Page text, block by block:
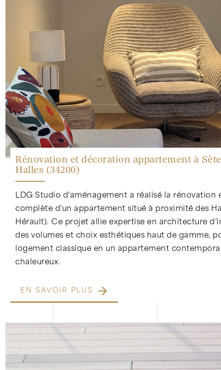
Rénovation et décoration appartement à
Halles (34200)
LDG Studio d’aménagement a réalisé la rénovation
complète d’un appartement situé à proximité des
Hérault). Ce projet allie expertise en architecture
des volumes et choix esthétiques haut de gamme,
logement classique en un appartement
chaleureux.
EN SAVOIR PLUS